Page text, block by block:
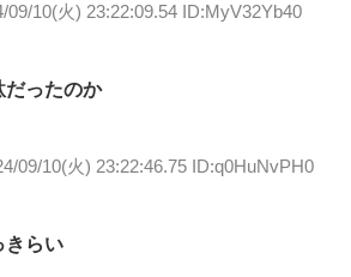
09/10(火) 23:22:09.54 ID:MyV32Yb40
だったのか
09/10(火) 23:22:46.75 ID:q0HuNvPH0
きらい